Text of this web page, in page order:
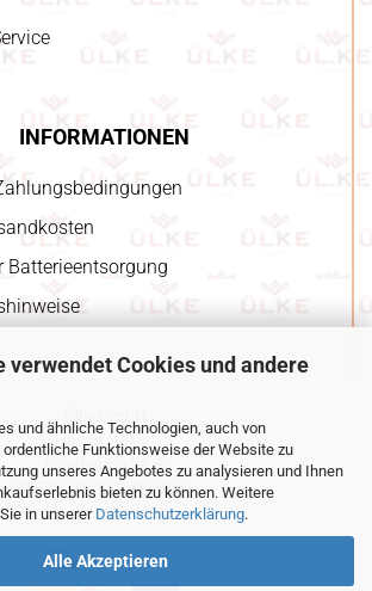
verwendet Cookies und andere
und ähnliche Technologien, auch von
Funktionsweise der Website zu
unseres Angebotes zu analysieren und Ihnen
bieten zu können. Weitere
in unserer Datenschutzerklärung.
Alle Akzeptieren
INFORMATIONEN
Batterieentsorgung
Hasan Nakas
Goethering 28 B
85570 Markt Schwaben
BY - Deutschland
unsere Partner